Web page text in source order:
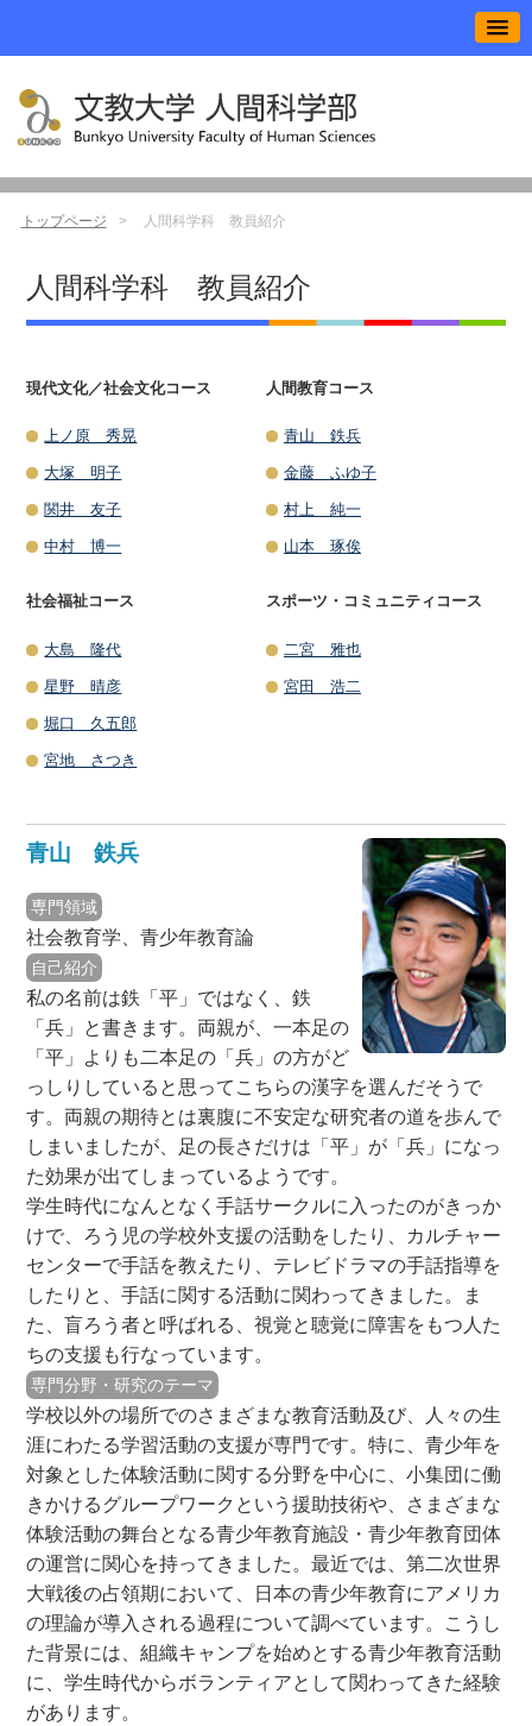
トップページ 人間科学科 教員紹介
人間科学科 教員紹介
現代文化／社会文化コース
上ノ原 秀晃
大塚 明子
関井 友子
中村 博一
人間教育コース
青山 鉄兵
金藤 ふゆ子
村上 純一
山本 琢俟
社会福祉コース
大島 隆代
星野 晴彦
堀口 久五郎
宮地 さつき
スポーツ・コミュニティコース
二宮 雅也
宮田 浩二
青山 鉄兵
専門領域
社会教育学、青少年教育論
自己紹介
私の名前は鉄「平」ではなく、鉄
「兵」と書きます。両親が、一本足の
「平」よりも二本足の「兵」の方がど
っしりしていると思ってこちらの漢字を選んだそうで
す。両親の期待とは裏腹に不安定な研究者の道を歩んで
しまいましたが、足の長さだけは「平」が「兵」になっ
た効果が出てしまっているようです。
学生時代になんとなく手話サークルに入ったのがきっか
けで、ろう児の学校外支援の活動をしたり、カルチャー
センターで手話を教えたり、テレビドラマの手話指導を
したりと、手話に関する活動に関わってきました。ま
た、盲ろう者と呼ばれる、視覚と聴覚に障害をもつ人た
ちの支援も行なっています。
専門分野・研究のテーマ
学校以外の場所でのさまざまな教育活動及び、人々の生
涯にわたる学習活動の支援が専門です。特に、青少年を
対象とした体験活動に関する分野を中心に、小集団に働
きかけるグループワークという援助技術や、さまざまな
体験活動の舞台となる青少年教育施設・青少年教育団体
の運営に関心を持ってきました。最近では、第二次世界
大戦後の占領期において、日本の青少年教育にアメリカ
の理論が導入される過程について調べています。こうし
た背景には、組織キャンプを始めとする青少年教育活動
に、学生時代からボランティアとして関わってきた経験
があります。